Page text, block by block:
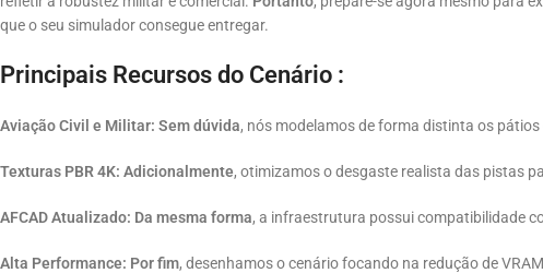
que o seu simulador consegue entregar.
Principais Recursos do Cenário :
Aviação Civil e Militar: Sem dúvida, nós modelamos de forma distinta os
Texturas PBR 4K: Adicionalmente, otimizamos o desgaste realista das pistas
AFCAD Atualizado: Da mesma forma, a infraestrutura possui compatibilidade
Alta Performance: Por fim, desenhamos o cenário focando na redução de